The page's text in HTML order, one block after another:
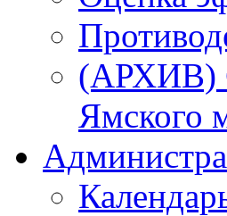
(АРХИВ)
Ямского